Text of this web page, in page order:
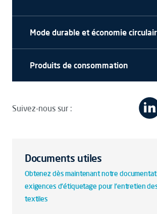
Mode durable et économie
Produits de consommation
Suivez-nous sur :
Documents utiles
Obtenez dès maintenant notre
exigences d'étiquetage pour l'entretien
textiles